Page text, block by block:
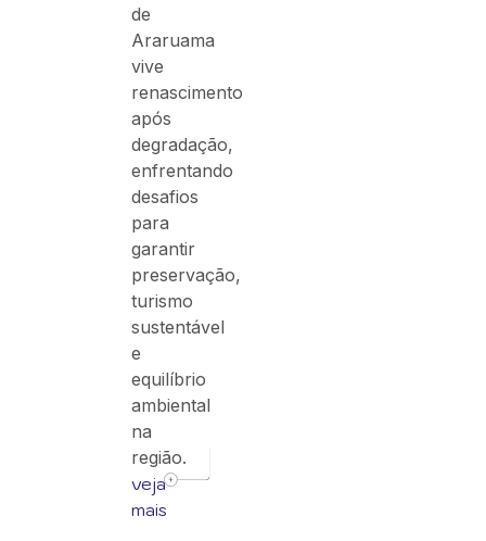
de
Araruama
vive
renascimento
após
degradação,
enfrentando
desafios
para
garantir
preservação,
turismo
sustentável
e
equilíbrio
ambiental
na
região.
veja
mais